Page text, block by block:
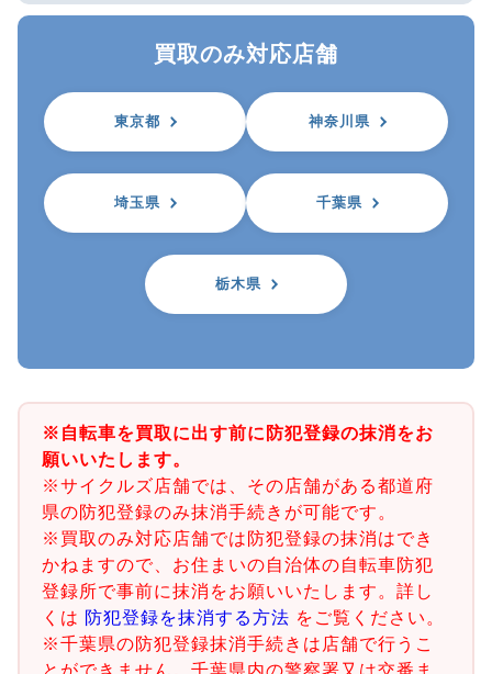
買取のみ対応店舗
東京都 神奈川県
埼玉県 千葉県
栃木県
※自転車を買取に出す前に防犯登録の抹消をお
願いいたします。
※サイクルズ店舗では、その店舗がある都道府
県の防犯登録のみ抹消手続きが可能です。
※買取のみ対応店舗では防犯登録の抹消はでき
かねますので、お住まいの自治体の自転車防犯
登録所で事前に抹消をお願いいたします。詳し
くは 防犯登録を抹消する方法 をご覧ください。
※千葉県の防犯登録抹消手続きは店舗で行うこ
とができません。千葉県内の警察署又は交番ま